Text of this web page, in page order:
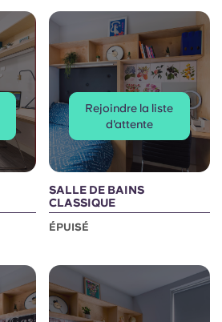
Portuguese
Rejoindre la liste
d'attente
SALLE DE BAINS
CLASSIQUE
ÉPUISÉ